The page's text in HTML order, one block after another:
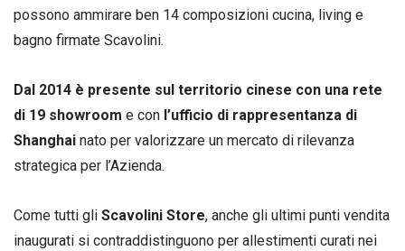
possono ammirare ben 14 composizioni cucina, living e
bagno firmate Scavolini.
Dal 2014 è presente sul territorio cinese con una rete
di 19 showroom e con l’ufficio di rappresentanza di
Shanghai nato per valorizzare un mercato di rilevanza
strategica per l’Azienda.
Come tutti gli Scavolini Store, anche gli ultimi punti vendita
inaugurati si contraddistinguono per allestimenti curati nei